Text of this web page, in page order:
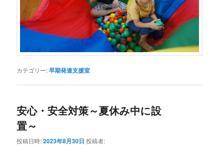
カテゴリー:早期発達支援室
安心・安全対策～夏休み中に設
置～
投稿日時:2023年8月30日 投稿者: